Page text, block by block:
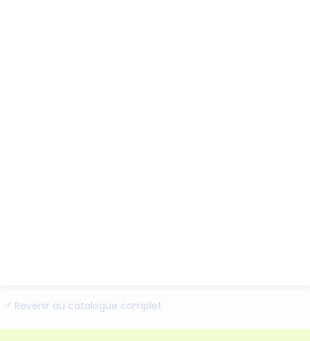
< Revenir au catalogue complet